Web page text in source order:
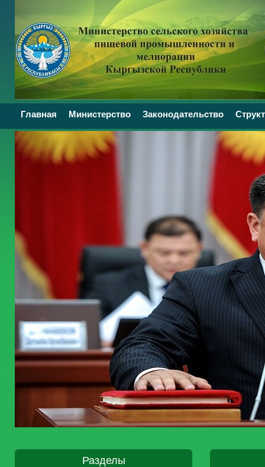
Главная Министерство Законодательство
Разделы